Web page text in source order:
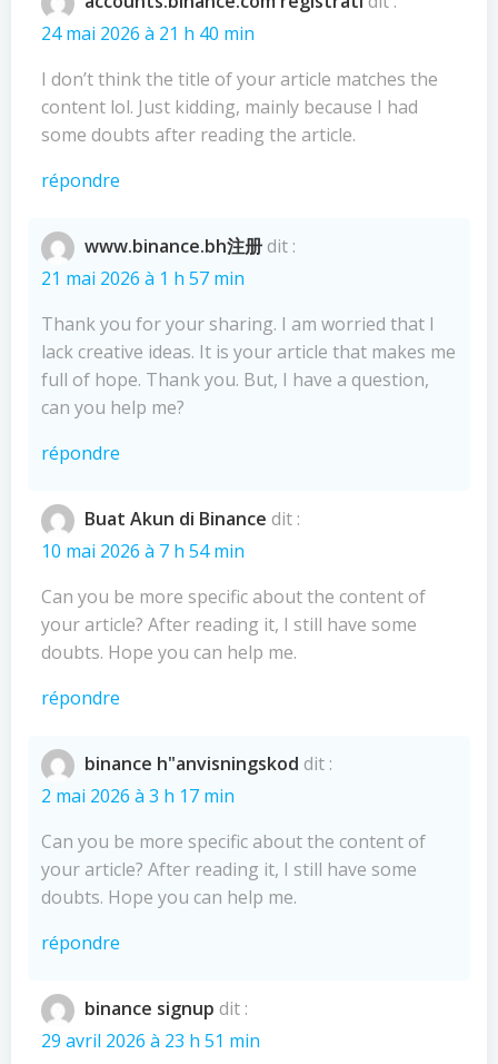
24 mai 2026 à 21 h 40 min
I don’t think the title of your article matches the
content lol. Just kidding, mainly because I had
some doubts after reading the article.
répondre
www.binance.bh注册dit :
21 mai 2026 à 1 h 57 min
Thank you for your sharing. I am worried that I
lack creative ideas. It is your article that makes me
full of hope. Thank you. But, I have a question,
can you help me?
répondre
Buat Akun di Binance dit :
10 mai 2026 à 7 h 54 min
Can you be more specific about the content of
your article? After reading it, I still have some
doubts. Hope you can help me.
répondre
binance h"anvisningskod dit :
2 mai 2026 à 3 h 17 min
Can you be more specific about the content of
your article? After reading it, I still have some
doubts. Hope you can help me.
répondre
binance signup dit :
29 avril 2026 à 23 h 51 min